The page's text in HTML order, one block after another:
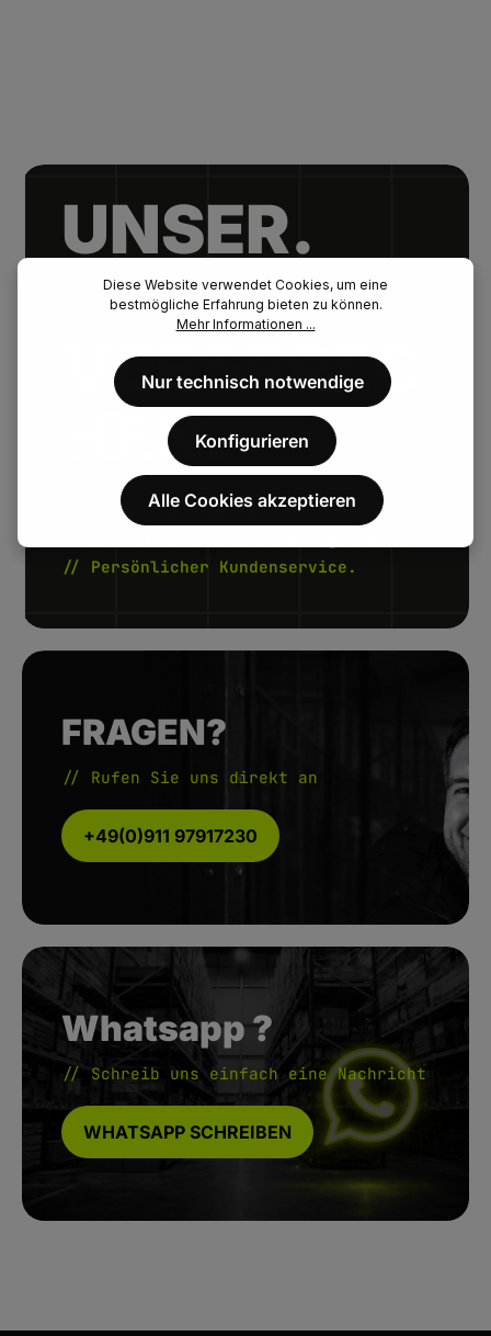
UNSER.
FENAU.
VERSPREC
HEN.
// Kurze Lieferzeiten.
// Persönlicher Kundenservice.
FRAGEN?
// Rufen Sie uns direkt an
+49(0)911 97917230
Whatsapp ?
// Schreib uns einfach eine Nachricht
WHATSAPP SCHREIBEN
Diese Website verwendet Cookies, um eine
bestmögliche Erfahrung bieten zu können.
Mehr Informationen ...
Nur technisch notwendige
Konfigurieren
Alle Cookies akzeptieren